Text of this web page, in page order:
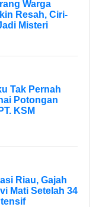
Warga
Resah, Ciri-
Misteri
Tak Pernah
Potongan
KSM
Riau, Gajah
Mati Setelah 34